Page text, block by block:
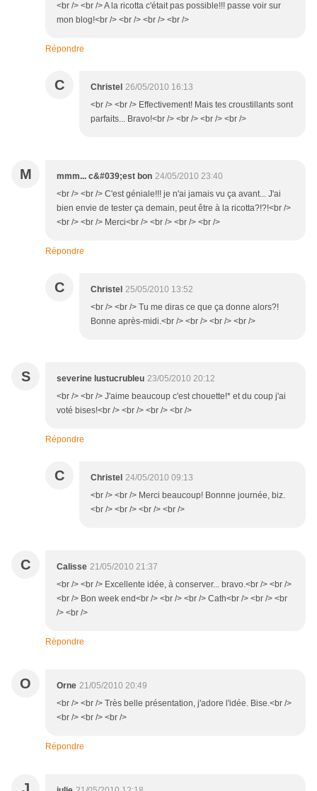
<br /> <br /> A la ricotta c'était pas possible!!! passe voir sur
mon blog!<br /> <br /> <br /> <br />
Répondre
C Christel 26/05/2010 16:13
<br /> <br /> Effectivement! Mais tes croustillants sont
parfaits... Bravo!<br /> <br /> <br /> <br />
M mmm... c&#039;est bon 24/05/2010 23:40
<br /> <br /> C'est géniale!!! je n'ai jamais vu ça avant... J'ai
bien envie de tester ça demain, peut être à la ricotta?!?!<br />
<br /> <br /> Merci<br /> <br /> <br /> <br />
Répondre
C Christel 25/05/2010 13:52
<br /> <br /> Tu me diras ce que ça donne alors?!
Bonne après-midi.<br /> <br /> <br /> <br />
S severine lustucrubleu 23/05/2010 20:12
<br /> <br /> J'aime beaucoup c'est chouette!* et du coup j'ai
voté bises!<br /> <br /> <br /> <br />
Répondre
C Christel 24/05/2010 09:13
<br /> <br /> Merci beaucoup! Bonnne journée, biz.
<br /> <br /> <br /> <br />
C Calisse 21/05/2010 21:37
<br /> <br /> Excellente idée, à conserver... bravo.<br /> <br />
<br /> Bon week end<br /> <br /> <br /> Cath<br /> <br /> <br
/> <br />
Répondre
O Orne 21/05/2010 20:49
<br /> <br /> Très belle présentation, j'adore l'idée. Bise.<br />
<br /> <br /> <br />
Répondre